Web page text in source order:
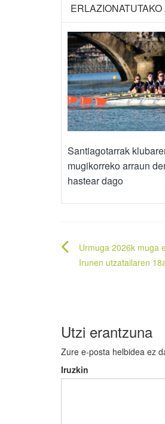
Santiagotarrak
mugikorreko arraun
hastear dago
Bidalketetan
zehar
Urmuga 2026k muga
Irunen utzatailaren
Utzi erantzuna
Zure e-posta helbidea ez
Iruzkin